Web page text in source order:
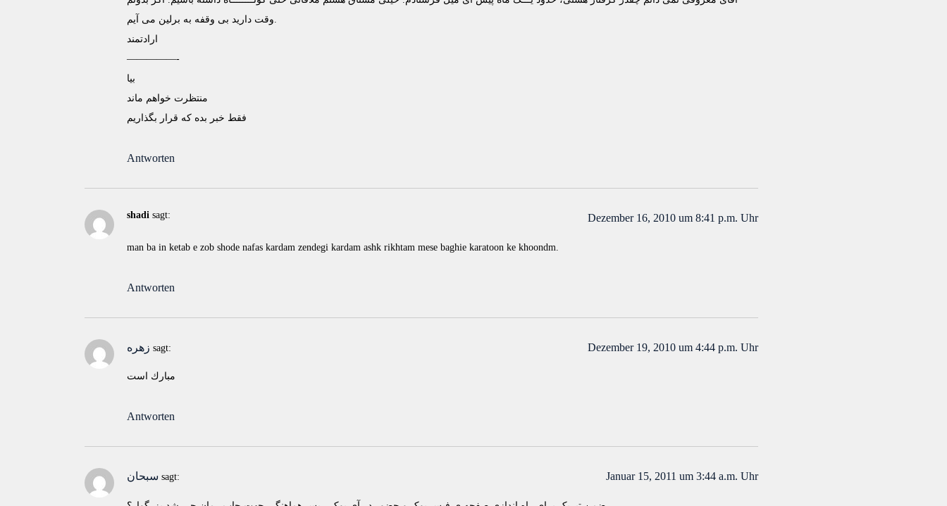
وقت دارید بی وقفه به برلین می آیم.
ارادتمند
—————-
بيا
منتظرت خواهم ماند
فقط خبر بده که قرار بگذاريم
Antworten
shadi sagt: Dezember 16, 2010 um 8:41 p.m. Uhr
man ba in ketab e zob shode nafas kardam zendegi kardam ashk rikhtam mese baghie karatoon ke khoondm.
Antworten
زهره sagt: Dezember 19, 2010 um 4:44 p.m. Uhr
مبارك است
Antworten
سبحان sagt: Januar 15, 2011 um 3:44 a.m. Uhr